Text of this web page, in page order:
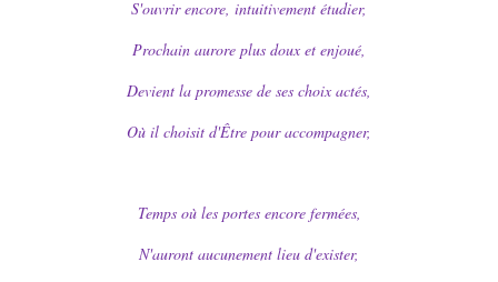
S'ouvrir encore, intuitivement étudier,
Prochain aurore plus doux et enjoué,
Devient la promesse de ses choix actés,
Où il choisit d'Être pour accompagner,
Temps où les portes encore fermées,
N'auront aucunement lieu d'exister,